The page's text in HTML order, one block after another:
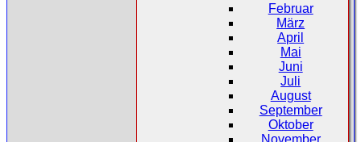
Februar
März
April
Mai
Juni
Juli
August
September
Oktober
November